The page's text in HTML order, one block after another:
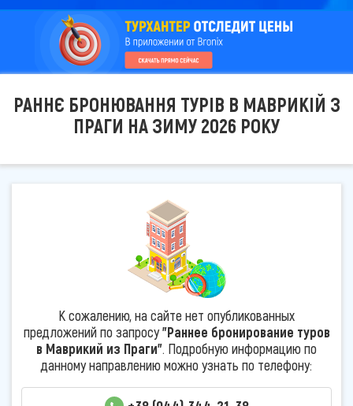
РАННЄ БРОНЮВАННЯ ТУРІВ В МАВРИКІЙ З
ПРАГИ НА ЗИМУ 2026 РОКУ
К сожалению, на сайте нет опубликованных
предложений по запросу"Раннее бронирование туров
в Маврикий из Праги". Подробную информацию по
данному направлению можно узнать по телефону: